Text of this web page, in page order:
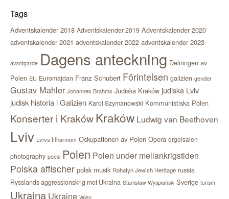
Tags
Adventskalender 2018 Adventskalender 2019 Adventskalender 2020
adventskalender 2021 adventskalender 2022 adventskalender 2023
avantgarde Dagens anteckning Delningen av
Polen EU Euromajdan Franz Schubert Förintelsen galizien gender
Gustav Mahler Johannes Brahms Judiska Kraków judiska Lviv
judisk historia i Galizien Karol Szymanowski Kommunistiska Polen
Konserter i KrakówKraków Ludwig van Beethoven
Lviv Lvivs filharmoni Ockupationen av Polen Opera orgelsalen
photography poesi Polen Polen under mellankrigstiden
Polska affischer polsk musik Rohatyn Jewish Heritage russia
Rysslands aggressionskrig mot Ukraina Stanisław Wyspiański Sverige turism
Ukraina Ukraine Wien